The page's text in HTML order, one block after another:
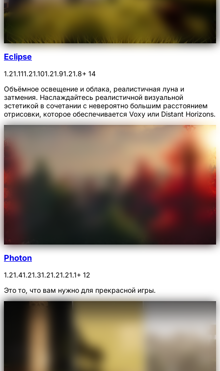
Eclipse
1.21.111.21.101.21.91.21.8+ 14
Объёмное освещение и облака, реалистичная луна и
затмения. Наслаждайтесь реалистичной визуальной
эстетикой в сочетании с невероятно большим расстоянием
отрисовки, которое обеспечивается Voxy или Distant Horizons.
Photon
1.21.41.21.31.21.21.21.1+ 12
Это то, что вам нужно для прекрасной игры.